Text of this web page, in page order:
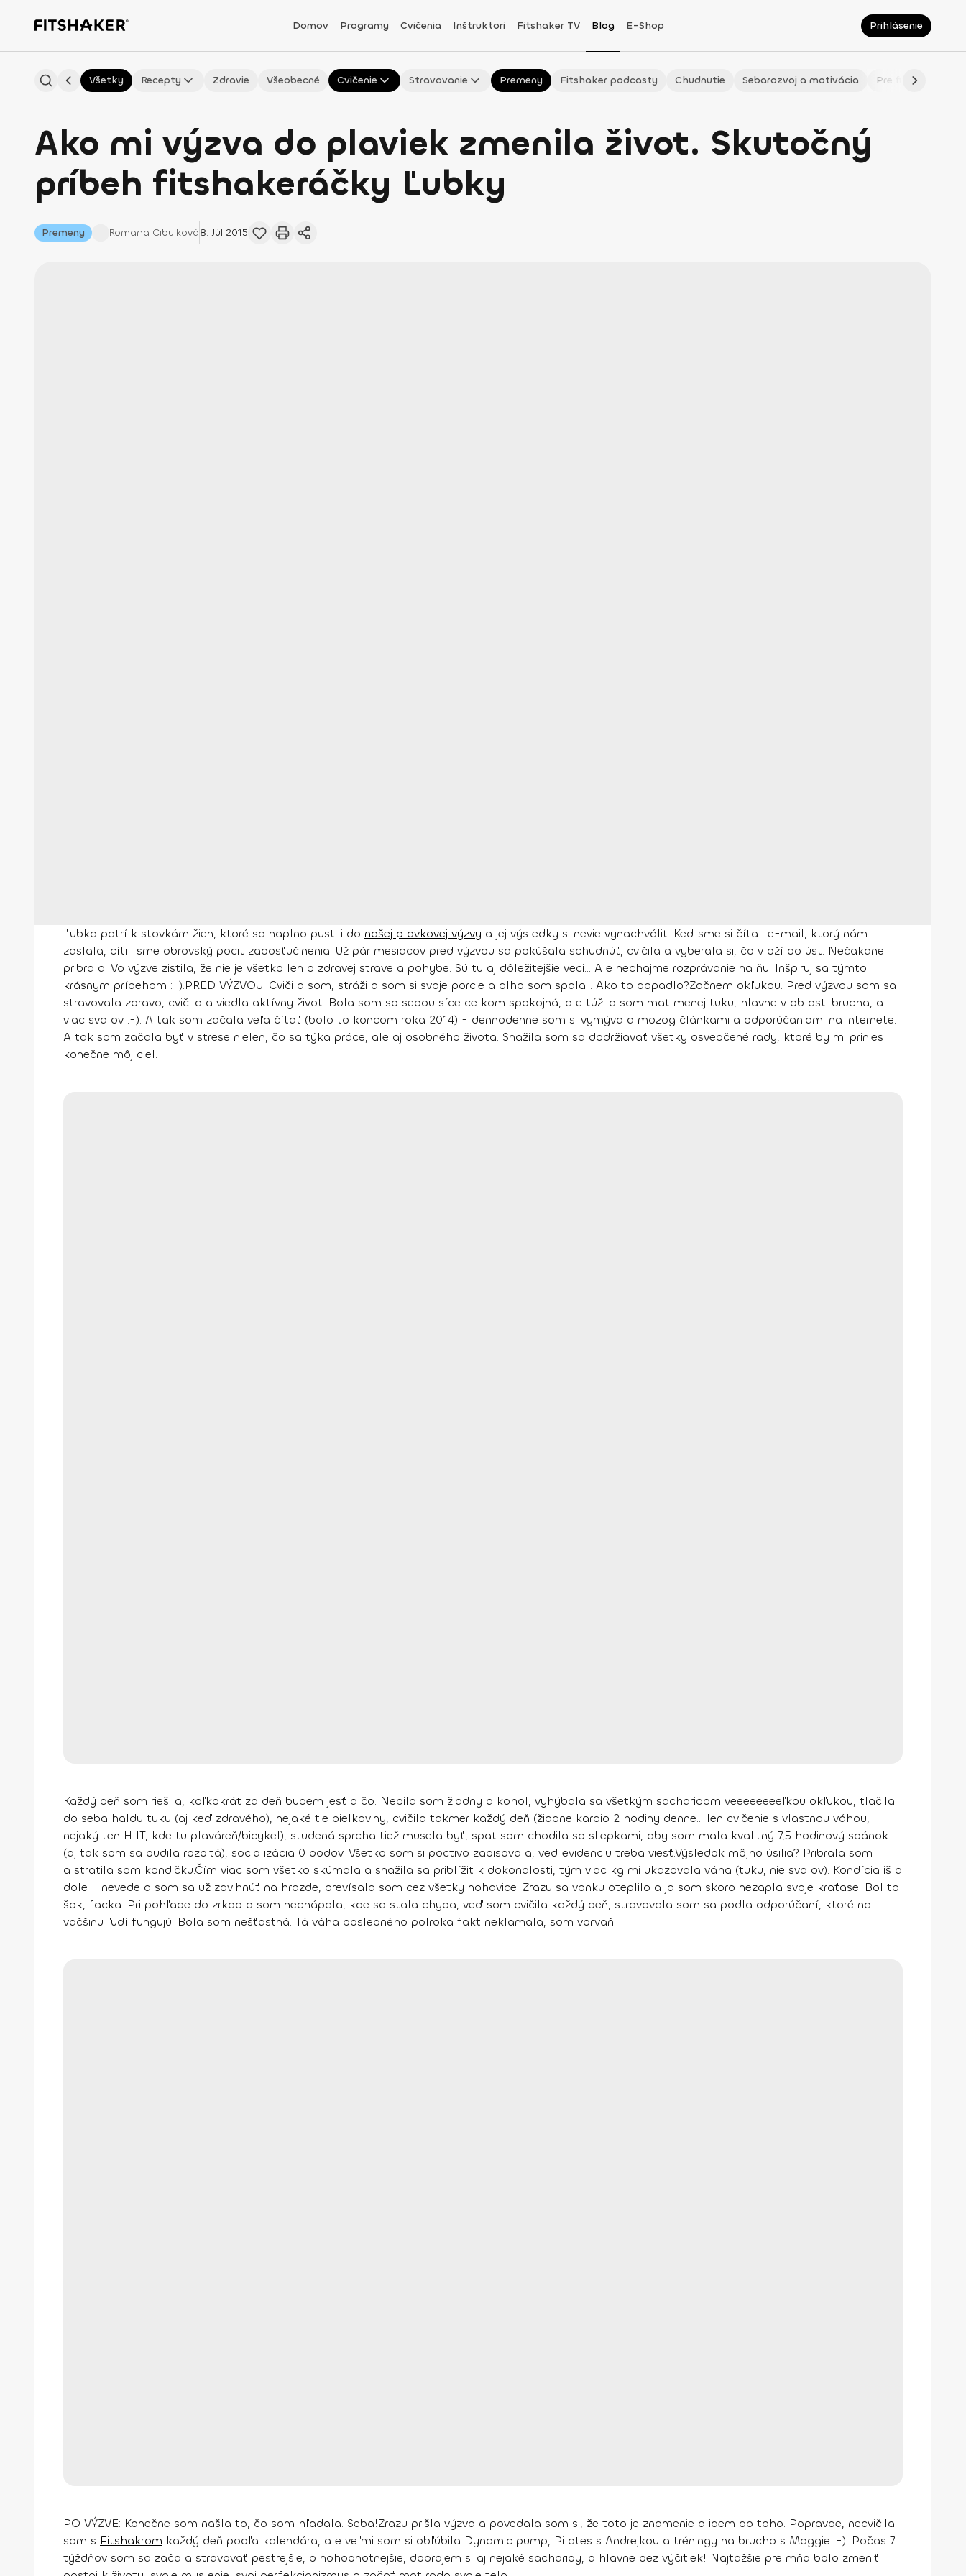
Domov Programy Cvičenia Inštruktori Fitshaker TV Blog E-Shop Prihlásenie
Všetky Recepty Zdravie Všeobecné Cvičenie Stravovanie Premeny Fitshaker podcasty Chudnutie Sebarozvoj a motivácia Pre fitmaminky
Ako mi výzva do plaviek zmenila život. Skutočný
príbeh fitshakeráčky Ľubky
Premeny Romana Cibulková8. Júl 2015
Ľubka patrí k stovkám žien, ktoré sa naplno pustili do našej plavkovej výzvy a jej výsledky si nevie vynachváliť. Keď sme si čítali e-mail, ktorý nám
zaslala, cítili sme obrovský pocit zadosťučinenia. Už pár mesiacov pred výzvou sa pokúšala schudnúť, cvičila a vyberala si, čo vloží do úst. Nečakane
pribrala. Vo výzve zistila, že nie je všetko len o zdravej strave a pohybe. Sú tu aj dôležitejšie veci... Ale nechajme rozprávanie na ňu. Inšpiruj sa týmto
krásnym príbehom :-).PRED VÝZVOU: Cvičila som, strážila som si svoje porcie a dlho som spala... Ako to dopadlo?Začnem okľukou. Pred výzvou som sa
stravovala zdravo, cvičila a viedla aktívny život. Bola som so sebou síce celkom spokojná, ale túžila som mať menej tuku, hlavne v oblasti brucha, a
viac svalov :-). A tak som začala veľa čítať (bolo to koncom roka 2014) - dennodenne som si vymývala mozog článkami a odporúčaniami na internete.
A tak som začala byť v strese nielen, čo sa týka práce, ale aj osobného života. Snažila som sa dodržiavať všetky osvedčené rady, ktoré by mi priniesli
konečne môj cieľ.
Každý deň som riešila, koľkokrát za deň budem jesť a čo. Nepila som žiadny alkohol, vyhýbala sa všetkým sacharidom veeeeeeeeľkou okľukou, tlačila
do seba haldu tuku (aj keď zdravého), nejaké tie bielkoviny, cvičila takmer každý deň (žiadne kardio 2 hodiny denne... len cvičenie s vlastnou váhou,
nejaký ten HIIT, kde tu plaváreň/bicykel), studená sprcha tiež musela byť, spať som chodila so sliepkami, aby som mala kvalitný 7,5 hodinový spánok
(aj tak som sa budila rozbitá), socializácia 0 bodov. Všetko som si poctivo zapisovala, veď evidenciu treba viesť.Výsledok môjho úsilia? Pribrala som
a stratila som kondičku.Čím viac som všetko skúmala a snažila sa priblížiť k dokonalosti, tým viac kg mi ukazovala váha (tuku, nie svalov). Kondícia išla
dole - nevedela som sa už zdvihnúť na hrazde, prevísala som cez všetky nohavice. Zrazu sa vonku oteplilo a ja som skoro nezapla svoje kraťase. Bol to
šok, facka. Pri pohľade do zrkadla som nechápala, kde sa stala chyba, veď som cvičila každý deň, stravovala som sa podľa odporúčaní, ktoré na
väčšinu ľudí fungujú. Bola som nešťastná. Tá váha posledného polroka fakt neklamala, som vorvaň.
PO VÝZVE: Konečne som našla to, čo som hľadala. Seba!Zrazu prišla výzva a povedala som si, že toto je znamenie a idem do toho. Popravde, necvičila
som s Fitshakrom každý deň podľa kalendára, ale veľmi som si obľúbila Dynamic pump, Pilates s Andrejkou a tréningy na brucho s Maggie :-). Počas 7
týždňov som sa začala stravovať pestrejšie, plnohodnotnejšie, doprajem si aj nejaké sacharidy, a hlavne bez výčitiek! Najťažšie pre mňa bolo zmeniť